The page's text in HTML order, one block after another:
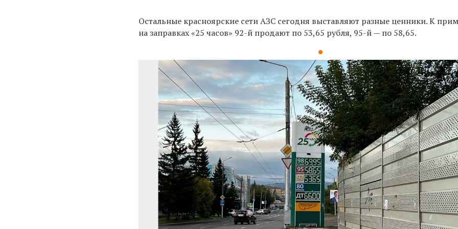
Остальные красноярские сети АЗС сегодня выставляют разные ценники.К
на заправках«25 часов» 92-й продают по 53,65 рубля, 95-й — по 58,65.